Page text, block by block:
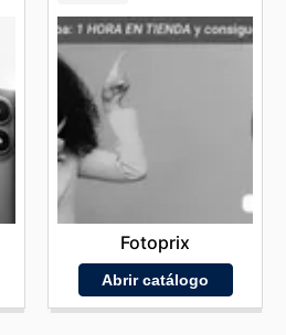
Fotoprix
Abrir catálogo